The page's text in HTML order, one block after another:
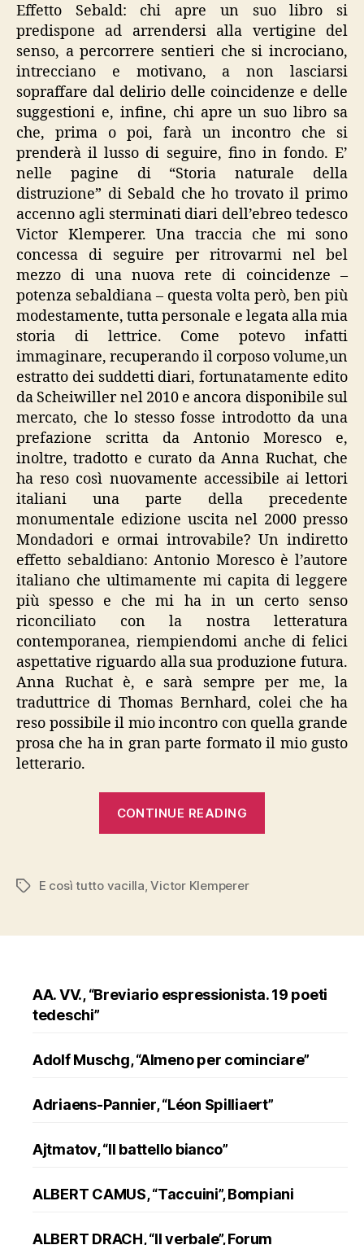
Effetto Sebald: chi apre un suo libro si
predispone ad arrendersi alla vertigine del
senso, a percorrere sentieri che si incrociano,
intrecciano e motivano, a non lasciarsi
sopraffare dal delirio delle coincidenze e delle
suggestioni e, infine, chi apre un suo libro sa
che, prima o poi, farà un incontro che si
prenderà il lusso di seguire, fino in fondo. E’
nelle pagine di “Storia naturale della
distruzione” di Sebald che ho trovato il primo
accenno agli sterminati diari dell’ebreo tedesco
Victor Klemperer. Una traccia che mi sono
concessa di seguire per ritrovarmi nel bel
mezzo di una nuova rete di coincidenze –
potenza sebaldiana – questa volta però, ben più
modestamente, tutta personale e legata alla mia
storia di lettrice. Come potevo infatti
immaginare, recuperando il corposo volume,un
estratto dei suddetti diari, fortunatamente edito
da Scheiwiller nel 2010 e ancora disponibile sul
mercato, che lo stesso fosse introdotto da una
prefazione scritta da Antonio Moresco e,
inoltre, tradotto e curato da Anna Ruchat, che
ha reso così nuovamente accessibile ai lettori
italiani una parte della precedente
monumentale edizione uscita nel 2000 presso
Mondadori e ormai introvabile? Un indiretto
effetto sebaldiano: Antonio Moresco è l’autore
italiano che ultimamente mi capita di leggere
più spesso e che mi ha in un certo senso
riconciliato con la nostra letteratura
contemporanea, riempiendomi anche di felici
aspettative riguardo alla sua produzione futura.
Anna Ruchat è, e sarà sempre per me, la
traduttrice di Thomas Bernhard, colei che ha
reso possibile il mio incontro con quella grande
prosa che ha in gran parte formato il mio gusto
letterario.
CONTINUE READING
TagsE così tutto vacilla ,Victor Klemperer
AA. VV., “Breviario espressionista. 19 poeti
tedeschi”
Adolf Muschg, “Almeno per cominciare”
Adriaens-Pannier, “Léon Spilliaert”
Ajtmatov, “Il battello bianco”
ALBERT CAMUS, “Taccuini”, Bompiani
ALBERT DRACH, “Il verbale”, Forum